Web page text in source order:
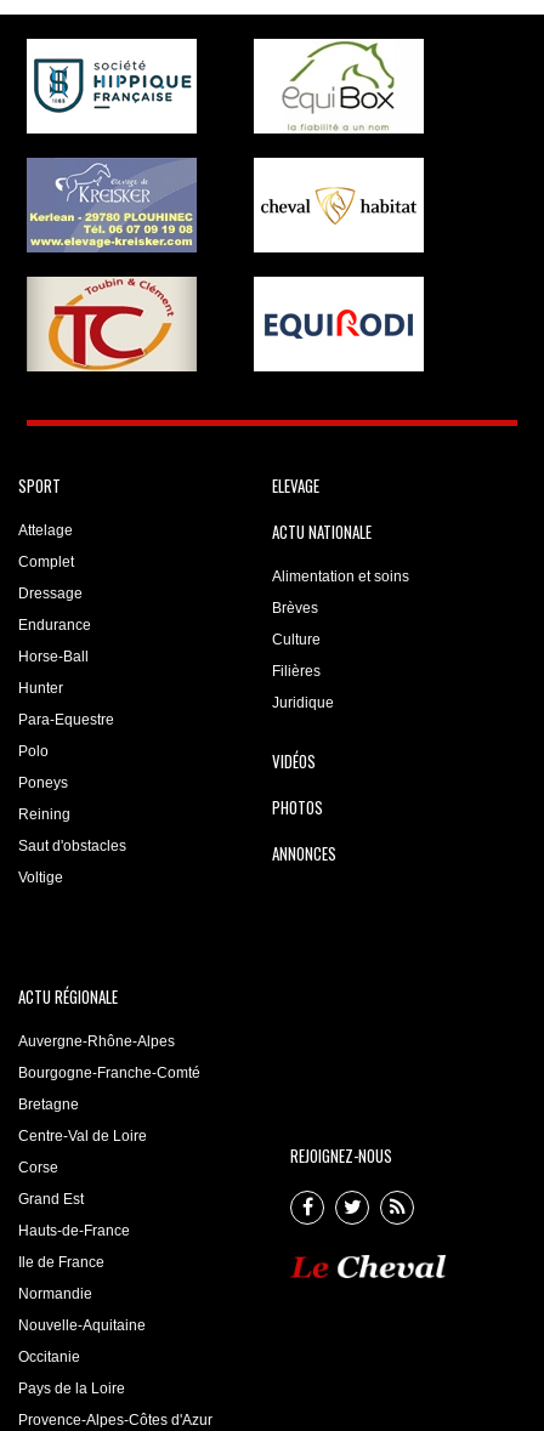
SPORT
Attelage
Complet
Dressage
Endurance
Horse-Ball
Hunter
Para-Equestre
Polo
Poneys
Reining
Saut d'obstacles
Voltige
ELEVAGE
ACTU NATIONALE
Alimentation et soins
Brèves
Culture
Filières
Juridique
VIDÉOS
PHOTOS
ANNONCES
ACTU RÉGIONALE
Auvergne-Rhône-Alpes
Bourgogne-Franche-Comté
Bretagne
Centre-Val de Loire
Corse
Grand Est
Hauts-de-France
Ile de France
Normandie
Nouvelle-Aquitaine
Occitanie
Pays de la Loire
Provence-Alpes-Côtes d'Azur
REJOIGNEZ-NOUS